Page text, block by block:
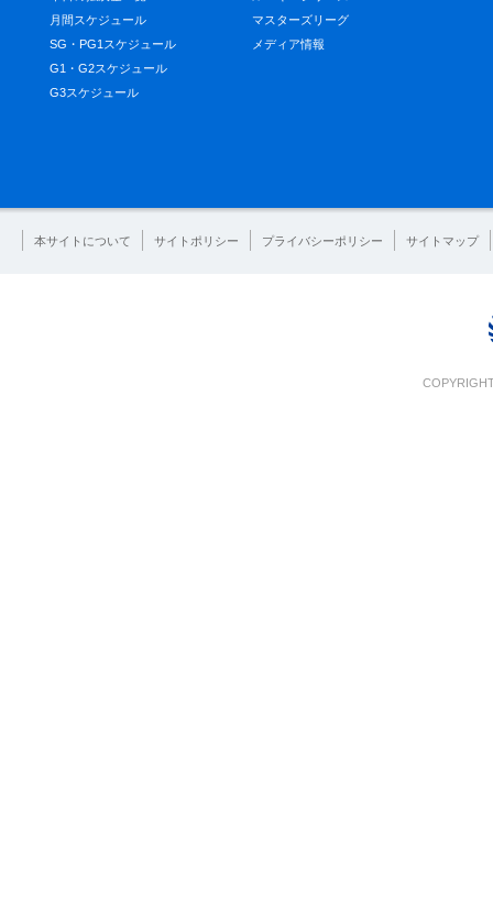
月間スケジュール
SG・PG1スケジュール
G1・G2スケジュール
G3スケジュール
マスターズリーグ
メディア情報
本サイトについて サイトポリシー プライバシーポリシー サイトマップ